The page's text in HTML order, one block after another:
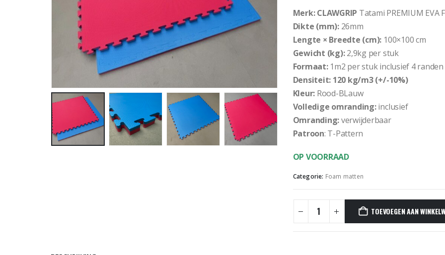
Merk: CLAWGRIP Tatami PREMIUM EVA
Dikte (mm):26mm
Lengte × Breedte (cm): 100×100 cm
Gewicht (kg):2,9kg per stuk
Formaat: 1m2 per stuk inclusief 4 randen
Densiteit: 120 kg/m3 (+/-10%)
Kleur: Rood-BLauw
Volledige omranding:inclusief
Omranding:verwijderbaar
Patroon: T-Pattern
OP VOORRAAD
Categorie: Foam matten
TOEVOEGEN AAN